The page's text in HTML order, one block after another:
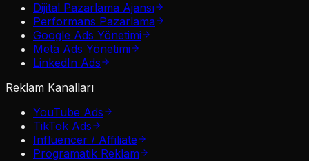
Dijital Pazarlama Ajansı
Performans Pazarlama
Google Ads Yönetimi
Meta Ads Yönetimi
LinkedIn Ads
Reklam Kanalları
YouTube Ads
TikTok Ads
Influencer / Affiliate
Programatik Reklam